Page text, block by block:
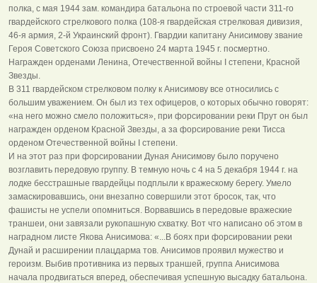
полка, с мая 1944 зам. командира батальона по строевой части 311-го
гвардейского стрелкового полка (108-я гвардейская стрелковая дивизия,
46-я армия, 2-й Украинский фронт). Гвардии капитану Анисимову звание
Героя Советского Союза присвоено 24 марта 1945 г. посмертно.
Награжден орденами Ленина, Отечественной войны I степени, Красной
Звезды.
В 311 гвардейском стрелковом полку к Анисимову все относились с
большим уважением. Он был из тех офицеров, о которых обычно говорят:
«на него можно смело положиться», при форсировании реки Прут он был
награжден орденом Красной Звезды, а за форсирование реки Тисса
орденом Отечественной войны I степени.
И на этот раз при форсировании Дуная Анисимову было поручено
возглавить передовую группу. В темную ночь с 4 на 5 декабря 1944 г. на
лодке бесстрашные гвардейцы подплыли к вражескому берегу. Умело
замаскировавшись, они внезапно совершили этот бросок, так, что
фашисты не успели опомниться. Ворвавшись в передовые вражеские
траншеи, они завязали рукопашную схватку. Вот что написано об этом в
наградном листе Якова Анисимова: «...В боях при форсировании реки
Дунай и расширении плацдарма тов. Анисимов проявил мужество и
героизм. Выбив противника из первых траншей, группа Анисимова
начала продвигаться вперед, обеспечивая успешную высадку батальона.